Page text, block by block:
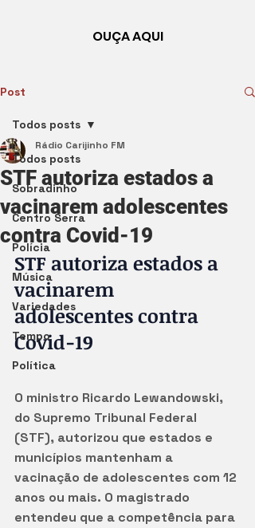
OUÇA AQUI
Post
Todos posts
Sobradinho
Centro Serra
Polícia
Música
Variedades
Tempo
Política
Todos posts
STF autoriza estados a
vacinarem adolescentes
contra Covid-19
Rádio Carijinho FM
STF autoriza estados a
vacinarem
adolescentes contra
Covid-19
O ministro Ricardo Lewandowski,
do Supremo Tribunal Federal
(STF), autorizou que estados e
municípios mantenham a
vacinação de adolescentes com 12
anos ou mais. O magistrado
entendeu que a competência para